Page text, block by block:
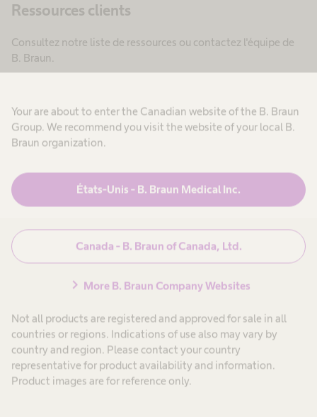
Your are about to enter the Canadian website of the B. Braun
Group. We recommend you visit the website of your local B.
Braun organization.
États-Unis - B. Braun Medical Inc.
Canada - B. Braun of Canada, Ltd.
chevron_right More B. Braun Company Websites
Not all products are registered and approved for sale in all
countries or regions. Indications of use also may vary by
country and region. Please contact your country
representative for product availability and information.
Product images are for reference only.
Ressources clients
Consultez notre liste de ressources ou contactez l'équipe de
B. Braun.
Établissements
Trouvez les points de vente B. Braun au Amérique du Nord.